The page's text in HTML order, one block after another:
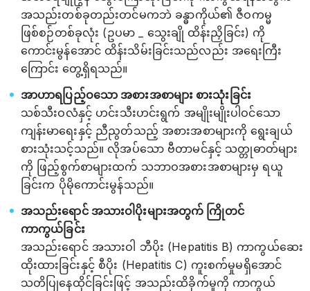
အသည်းတစ်ခုတည်းတင်မကဘဲ ခန္ဓာကိုယ်၏ ဇီဝကမ္မ
ဖြစ်စဉ်တစ်ခုလုံး (ဥပမာ _ သွေးချို ထိန်းညှိခြင်း) ကို
ကောင်းမွန်အောင် ထိန်းသိမ်းခြင်းသည်လည်း အရေးကြီး
ကြောင်း တွေ့ရှိရသည်။
အာဟာရပြည့်ဝသော အစားအစာများ စားသုံးခြင်း
သစ်သီးဝလံနှင့် ဟင်းသီးဟင်းရွက် အမျိုးမျိုးပါဝင်သော
ကျန်းမာရေးနှင့် ညီညွတ်သည့် အစားအစာများကို ရွေးချယ်
စားသုံးသင့်သည်။ လိုအပ်သော ဗီတာမင်နှင့် သတ္တုဓာတ်များ
ကို ဖြည့်စွက်စာများထက် သဘာဝအစားအစာများမှ ရယူ
ခြင်းက ပိုမိုကောင်းမွန်သည်။
အသည်းရောင် အသားဝါပိုးများအတွက် ကြိုတင်
ကာကွယ်ခြင်း
အသည်းရောင် အသားဝါ ဘီပိုး (Hepatitis B) ကာကွယ်ဆေး
ထိုးထားခြင်းနှင့် စီပိုး (Hepatitis C) ကူးစက်မှုမရှိအောင်
သတိပြုနေထိုင်ခြင်းဖြင့် အသည်းထိခိုက်မှုကို ကာကွယ်